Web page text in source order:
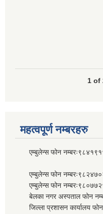
1 of
महत्वपूर्ण नम्बरहरु
एम्बुलेन्स फोन
एम्बुलेन्स फोन
एम्बुलेन्स फोन
बेलका नगर अस्पताल फोन
जिल्ला प्रशासन कार्यालय